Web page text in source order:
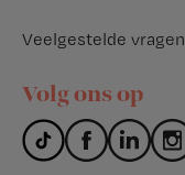
Veelgestelde vragen
Volg ons op